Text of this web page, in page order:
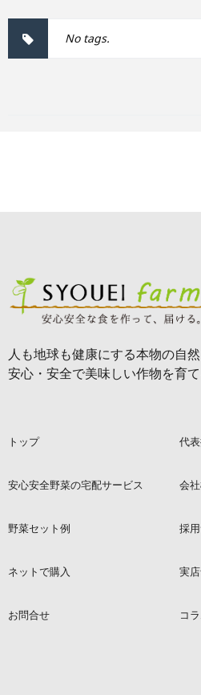
No tags.
人も地球も健康にする本物の自然
安心・安全で美味しい作物を育
トップ 代
安心安全野菜の宅配サービス 会
野菜セット例 採
ネットで購入 実
お問合せ コ